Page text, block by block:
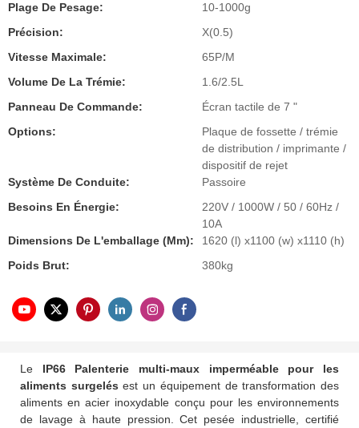
Plage De Pesage:
10-1000g
Précision:
X(0.5)
Vitesse Maximale:
65P/M
Volume De La Trémie:
1.6/2.5L
Panneau De Commande:
Écran tactile de 7 "
Options:
Plaque de fossette / trémie
de distribution / imprimante /
dispositif de rejet
Système De Conduite:
Passoire
Besoins En Énergie:
220V / 1000W / 50 / 60Hz /
10A
Dimensions De L'emballage (mm):
1620 (l) x1100 (w) x1110 (h)
Poids Brut:
380kg
Le IP66 Palenterie multi-maux imperméable pour les
aliments surgelésest un équipement de transformation des
aliments en acier inoxydable conçu pour les environnements
de lavage à haute pression. Cet pesée industrielle, certifié